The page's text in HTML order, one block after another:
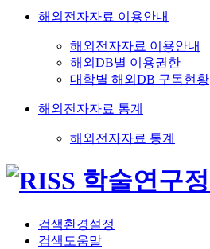
해외전자자료 이용안내
해외전자자료 이용안내
해외DB별 이용권한
대학별 해외DB 구독현황
해외전자자료 통계
해외전자자료 통계
검색환경설정
검색도움말